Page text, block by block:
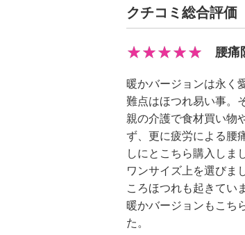
・ドライクリーニング
【メンテナンス（ケア
・摩擦による色落ち、
・洗濯ネット使用
【使用上の注意】
※詳細はパッケージ参照
・妊娠中、またはその
・激しい運動時の着用
【その他】
【同梱書類】
クチコミ総合評価
腰痛
暖かバージョンは永く
難点はほつれ易い事。
親の介護で食材買い物
ず、更に疲労による腰
しにとこちら購入しま
ワンサイズ上を選びま
ころほつれも起きてい
暖かバージョンもこち
た。